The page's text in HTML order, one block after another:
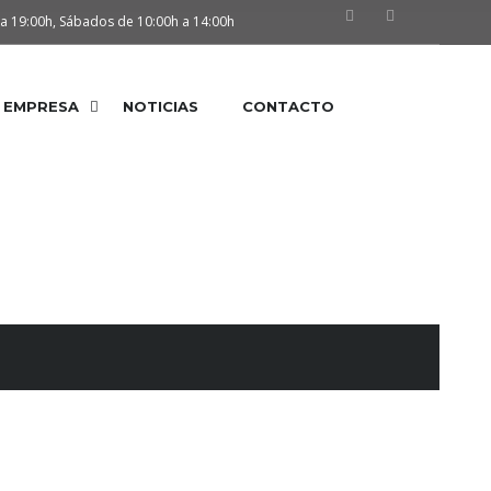
19:00h, Sábados de 10:00h a 14:00h
EMPRESA NOTICIAS CONTACTO